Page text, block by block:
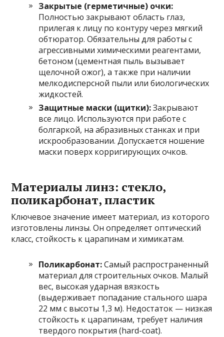
Закрытые (герметичные) очки:
Полностью закрывают область глаз,
прилегая к лицу по контуру через мягкий
обтюратор. Обязательны для работы с
агрессивными химическими реагентами,
бетоном (цементная пыль вызывает
щелочной ожог), а также при наличии
мелкодисперсной пыли или биологических
жидкостей.
Защитные маски (щитки):Закрывают
все лицо. Используются при работе с
болгаркой, на абразивных станках и при
искрообразовании. Допускается ношение
маски поверх корригирующих очков.
Материалы линз: стекло,
поликарбонат, пластик
Ключевое значение имеет материал, из которого
изготовлены линзы. Он определяет оптический
класс, стойкость к царапинам и химикатам.
Поликарбонат:Самый распространенный
материал для строительных очков. Малый
вес, высокая ударная вязкость
(выдерживает попадание стального шара
22 мм с высоты 1,3 м). Недостаток — низкая
стойкость к царапинам, требует наличия
твердого покрытия (hard-coat).